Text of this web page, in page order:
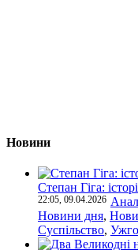
Новини
Степан Гіга:
22:05, 09.04.2026
Новини дня,
Суспільство,